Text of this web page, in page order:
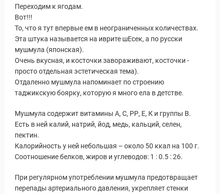
Переходим к ягодам.
Вот!!!
То, что я тут впервые ем в неограниченных количествах.
Эта штука называется на иврите шЕсек, а по русски
мушмула (японская).
Очень вкусная, и косточки завораживают, косточки -
просто отдельная эстетическая тема).
Отдаленно мушмула напоминает по строению
таджикскую боярку, которую я много ела в детстве.
Мушмула содержит витамины А, С, РР, Е, К и группы В.
Есть в ней калий, натрий, йод, медь, кальций, селен,
пектин.
Калорийность у ней небольшая – около 50 ккал на 100 г.
Соотношение белков, жиров и углеводов: 1 : 0.5 : 26.
При регулярном употреблении мушмула предотвращает
перепады артериального давления, укрепляет стенки